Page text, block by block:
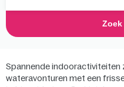
Spannende indooractiviteiten
wateravonturen met een